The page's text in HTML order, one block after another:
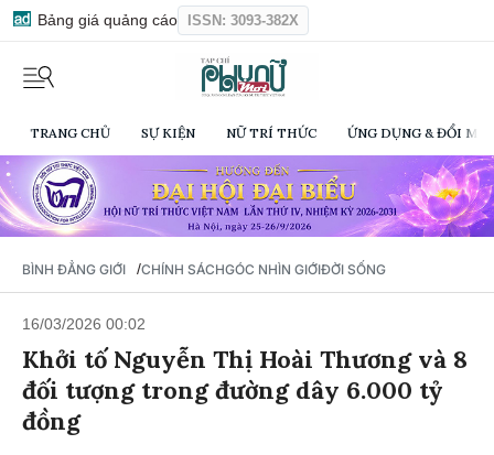
Bảng giá quảng cáo ISSN: 3093-382X
TRANG CHỦ SỰ KIỆN NỮ TRÍ THỨC ỨNG DỤNG & ĐỔI
BÌNH ĐẲNG GIỚI /CHÍNH SÁCHGÓC NHÌN GIỚIĐỜI SỐNG
16/03/2026 00:02
Khởi tố Nguyễn Thị Hoài Thương và 8
đối tượng trong đường dây 6.000 tỷ
đồng